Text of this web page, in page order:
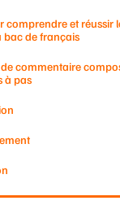
comprendre et réussir
bac de français
commentaire
à pas